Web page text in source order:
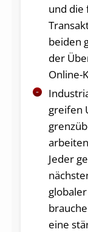
und die
beiden
der
Online-
greifen
Jeder
eine